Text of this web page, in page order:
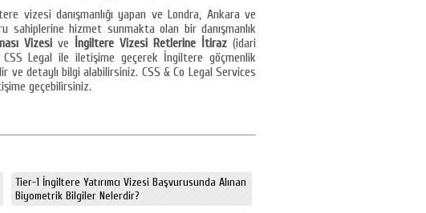
vizesi danışmanlığı yapan ve Londra, Ankara ve
hizmet sunmakta olan bir danışmanlık
Vizesi ve İngiltere Vizesi Retlerine İtiraz (idari
Legal ile iletişime geçerek İngiltere göçmenlik
ve detaylı bilgi alabilirsiniz. CSS & Co Legal Services
geçebilirsiniz.
Tier-1 İngiltere Yatırımcı Vizesi Başvurusunda Alınan
Biyometrik Bilgiler Nelerdir?